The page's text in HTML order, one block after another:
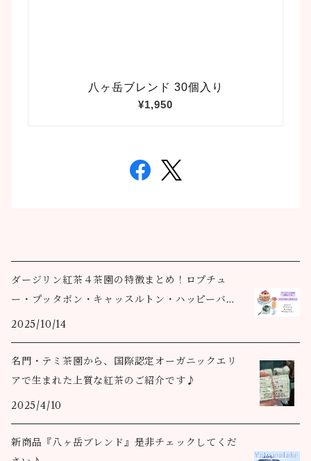
ダージリン紅茶４茶園の特徴まとめ！ロプチュ
ー・プッタボン・キャッスルトン・ハッピーバレ
ー
2025/10/14
名門・テミ茶園から、国際認定オーガニックエリ
アで生まれた上質な紅茶のご紹介です♪
2025/4/10
新商品『八ヶ岳ブレンド』是非チェックしてくだ